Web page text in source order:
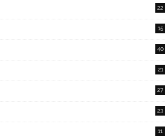
22
15
40
21
27
23
11